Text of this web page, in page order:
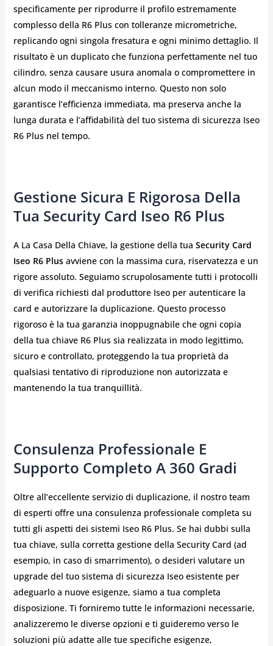
specificamente per riprodurre il profilo estremamente
complesso della R6 Plus con tolleranze micrometriche,
replicando ogni singola fresatura e ogni minimo dettaglio. Il
risultato è un duplicato che funziona perfettamente nel tuo
cilindro, senza causare usura anomala o compromettere in
alcun modo il meccanismo interno. Questo non solo
garantisce l’efficienza immediata, ma preserva anche la
lunga durata e l’affidabilità del tuo sistema di sicurezza Iseo
R6 Plus nel tempo.
Gestione Sicura E Rigorosa Della
Tua Security Card Iseo R6 Plus
A La Casa Della Chiave, la gestione della tua Security Card
Iseo R6 Plusavviene con la massima cura, riservatezza e un
rigore assoluto. Seguiamo scrupolosamente tutti i protocolli
di verifica richiesti dal produttore Iseo per autenticare la
card e autorizzare la duplicazione. Questo processo
rigoroso è la tua garanzia inoppugnabile che ogni copia
della tua chiave R6 Plus sia realizzata in modo legittimo,
sicuro e controllato, proteggendo la tua proprietà da
qualsiasi tentativo di riproduzione non autorizzata e
mantenendo la tua tranquillità.
Consulenza Professionale E
Supporto Completo A 360 Gradi
Oltre all’eccellente servizio di duplicazione, il nostro team
di esperti offre una consulenza professionale completa su
tutti gli aspetti dei sistemi Iseo R6 Plus. Se hai dubbi sulla
tua chiave, sulla corretta gestione della Security Card (ad
esempio, in caso di smarrimento), o desideri valutare un
upgrade del tuo sistema di sicurezza Iseo esistente per
adeguarlo a nuove esigenze, siamo a tua completa
disposizione. Ti forniremo tutte le informazioni necessarie,
analizzeremo le diverse opzioni e ti guideremo verso le
soluzioni più adatte alle tue specifiche esigenze,